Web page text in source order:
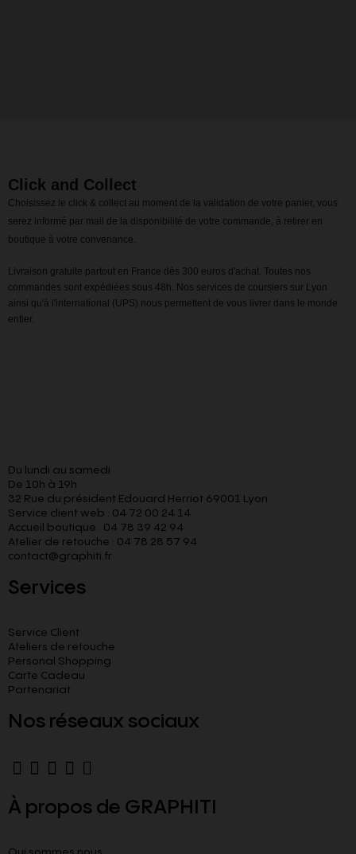
Click and Collect
Choisissez le click & collect au moment de la validation de votre panier, vous
serez informé par mail de la disponibilité de votre commande, à retirer en
boutique à votre convenance.
Livraison gratuite partout en France dès 300 euros d'achat. Toutes nos
commandes sont expédiées sous 48h. Nos services de coursiers sur Lyon
ainsi qu'à l'international (UPS) nous permettent de vous livrer dans le monde
entier.
Du lundi au samedi
De 10h à 19h
32 Rue du président Edouard Herriot 69001 Lyon
Service client web : 04 72 00 24 14
Accueil boutique : 04 78 39 42 94
Atelier de retouche : 04 78 28 57 94
contact@graphiti.fr
Services
Service Client
Ateliers de retouche
Personal Shopping
Carte Cadeau
Partenariat
Nos réseaux sociaux
À propos de GRAPHITI